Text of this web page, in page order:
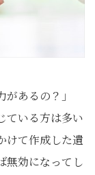
あるの？」
ている方は多い
けて作成した遺
無効になってし